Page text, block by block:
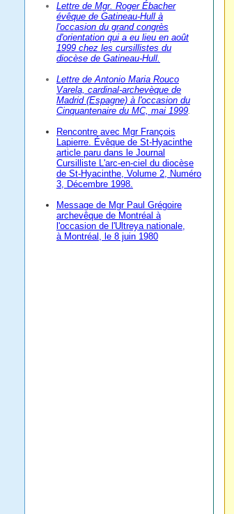
Lettre de Mgr. Roger Ébacher
évêque de Gatineau-Hull à
l'occasion du grand congrès
d'orientation qui a eu lieu en août
1999 chez les cursillistes du
diocèse de Gatineau-Hull.
Lettre de Antonio Maria Rouco
Varela, cardinal-archevèque de
Madrid (Espagne) à l'occasion du
Cinquantenaire du MC, mai 1999.
Rencontre avec Mgr François
Lapierre. Évêque de St-Hyacinthe
article paru dans le Journal
Cursilliste L'arc-en-ciel du diocèse
de St-Hyacinthe, Volume 2, Numéro
3, Décembre 1998.
Message de Mgr Paul Grégoire
archevêque de Montréal à
l'occasion de l'Ultreya nationale,
à Montréal, le 8 juin 1980